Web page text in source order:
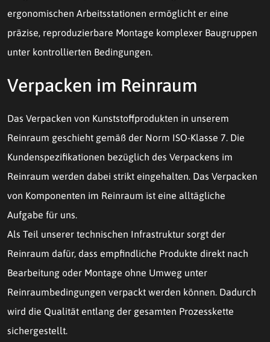
ergonomischen Arbeitsstationen ermöglicht er eine
präzise, reproduzierbare Montage komplexer Baugruppen
unter kontrollierten Bedingungen.
Verpacken im Reinraum
Das Verpacken von Kunststoffprodukten in unserem
Reinraum geschieht gemäß der Norm ISO-Klasse 7. Die
Kundenspezifikationen bezüglich des Verpackens im
Reinraum werden dabei strikt eingehalten. Das Verpacken
von Komponenten im Reinraum ist eine alltägliche
Aufgabe für uns.
Als Teil unserer technischen Infrastruktur sorgt der
Reinraum dafür, dass empfindliche Produkte direkt nach
Bearbeitung oder Montage ohne Umweg unter
Reinraumbedingungen verpackt werden können. Dadurch
wird die Qualität entlang der gesamten Prozesskette
sichergestellt.